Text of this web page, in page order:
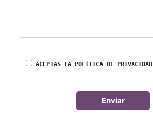
ACEPTAS LA POLÍTICA DE PRIVACIDAD